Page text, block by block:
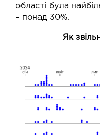
області була
– понад 30%.
Як